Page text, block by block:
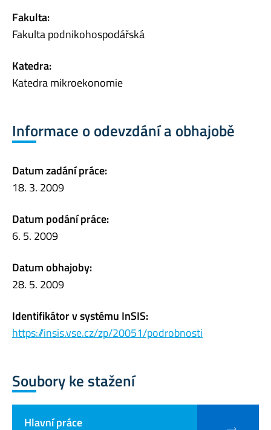
Fakulta:
Fakulta podnikohospodářská
Katedra:
Katedra mikroekonomie
Informace o odevzdání a obhajobě
Datum zadání práce:
18. 3. 2009
Datum podání práce:
6. 5. 2009
Datum obhajoby:
28. 5. 2009
Identifikátor v systému InSIS:
https://insis.vse.cz/zp/20051/podrobnosti
Soubory ke stažení
Hlavní práce